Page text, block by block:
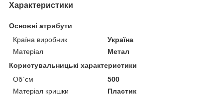
Характеристики
Основні атрибути
Країна виробник
Україна
Матеріал
Метал
Користувальницькі характеристики
Об`єм
500
Матеріал кришки
Пластик